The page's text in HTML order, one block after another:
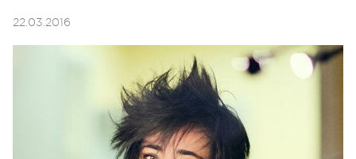
22.03.2016